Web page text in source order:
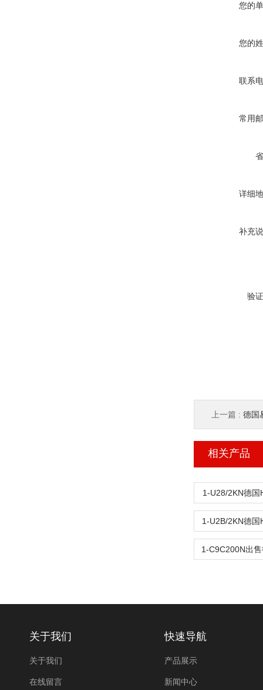
您的
您的
联系
常用
详细
补充
验
上一篇 : 德国
相关产品
1-U28/2KN德国
1-U2B/2KN德国
关于我们
关于我们
在线留言
快速导航
产品展示
新闻中心